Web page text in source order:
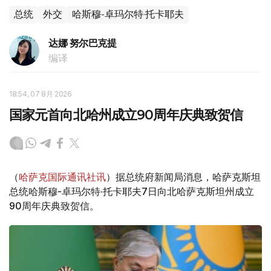
总统 外交 哈斯穆-卓玛尔特·托卡耶夫
达娜 努尔巴克提
编译
18:54, 07 8月 2026
国家元首向北哈州成立90周年庆典致贺信
（哈萨克国际通讯社讯）据总统府新闻局消息，哈萨克斯坦
总统哈斯穆-卓玛尔特·托卡耶夫7日向北哈萨克斯坦州成立
90周年庆典致贺信。